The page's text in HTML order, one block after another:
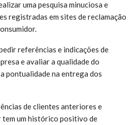
uma pesquisa minuciosa e
registradas em sites de reclamação
referências e indicações de
e avaliar a qualidade do
pontualidade na entrega dos
de clientes anteriores e
um histórico positivo de